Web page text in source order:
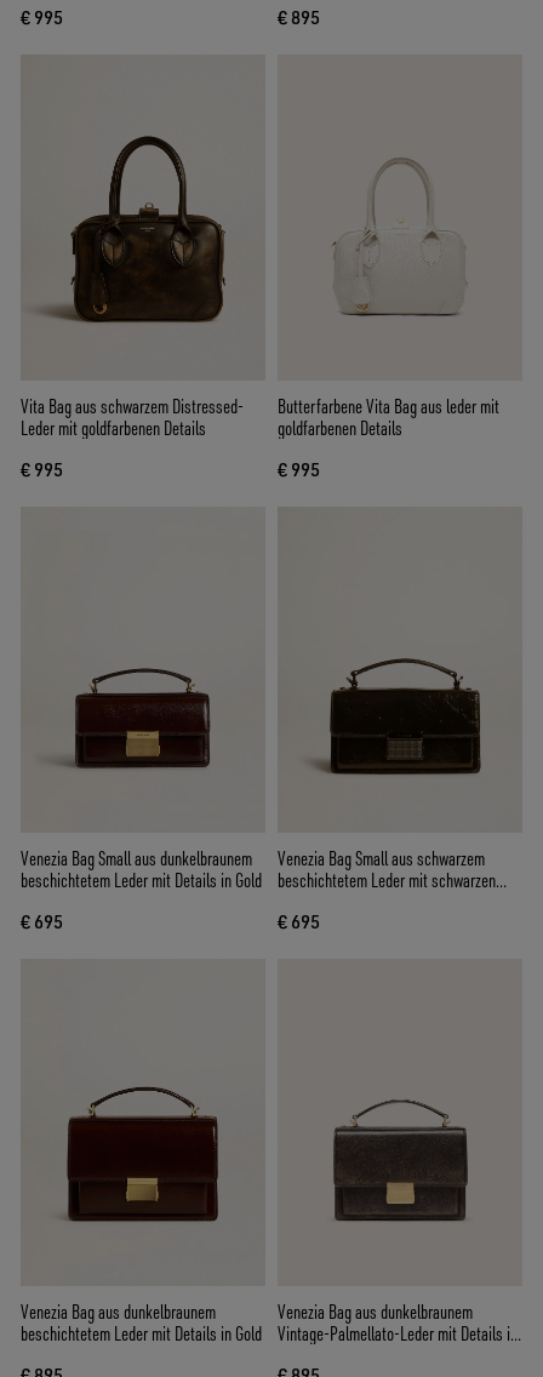
€ 995 € 895
Vita Bag aus schwarzem Distressed-
Leder mit goldfarbenen Details
€ 995
Butterfarbene Vita Bag aus leder mit
goldfarbenen Details
€ 995
Venezia Bag Small aus dunkelbraunem
beschichtetem Leder mit Details in Gold
€ 695
Venezia Bag Small aus schwarzem
beschichtetem Leder mit schwarzen
€ 695
Venezia Bag aus dunkelbraunem
beschichtetem Leder mit Details in Gold
Venezia Bag aus dunkelbraunem
Vintage-Palmellato-Leder mit Details in